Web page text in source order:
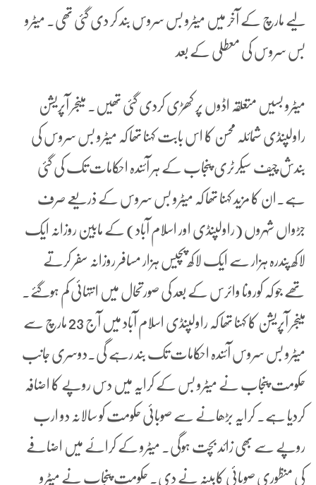
لیے مارچ کے آخر میں میٹرو بس سروس بند کر دی گئی تھی۔ میٹرو
بس سروس کی معطلی کے بعد
میٹرو بسیں متعلقہ اڈوں پر کھڑی کردی گئی تھیں۔ مینجر آپریشن
راولپنڈی شمائلہ محسن کا اس بابت کہنا تھا کہ میٹرو بس سروس کی
بندش چیف سیکرٹری پنجاب کے ہر آئندہ احکامات تک کی گئی
ہے۔ان کا مزید کہنا تھا کہ میٹرو بس سروس کے ذریعے صرف
جڑواں شہروں (راولپنڈی اور اسلام آباد) کے مابین روزانہ ایک
لاکھ پندرہ ہزار سے ایک لاکھ پچیس ہزار مسافر روزانہ سفر کرتے
تھے جو کہ کورونا وائرس کے بعد کی صورتحال میں انتہائی کم ہوگئے۔
مینجر آپریشن کا کہنا تھا کہ راولپنڈی اسلام آباد میں آج 23 مارچ سے
میٹرو بس سروس آئندہ احکامات تک بند رہے گی۔دوسری جانب
حکومت پنجاب نے میٹرو بس کے کرایہ میں دس روپے کا اضافہ
کردیا ہے۔ کرایہ بڑھانے سے صوبائی حکومت کو سالانہ دو ارب
روپے سے بھی زائد بچت ہوگی۔ میٹرو کے کرائے میں اضافے
کی منظوری صوبائی کابینہ نے دی۔ حکومت پنجاب نے میٹرو